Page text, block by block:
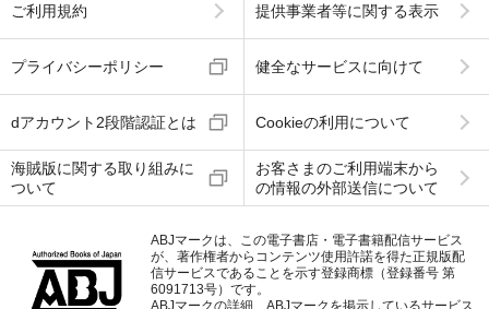
ご利用規約 提供事業者等に関する表示
プライバシーポリシー 健全なサービスに向けて
dアカウント2段階認証とは Cookieの利用について
海賊版に関する取り組みに
ついて
お客さまのご利用端末から
の情報の外部送信について
ABJマークは、この電子書店・電子書籍配信サービス
が、著作権者からコンテンツ使用許諾を得た正規版配
信サービスであることを示す登録商標（登録番号 第
6091713号）です。
ABJマークの詳細、ABJマークを掲示しているサービス